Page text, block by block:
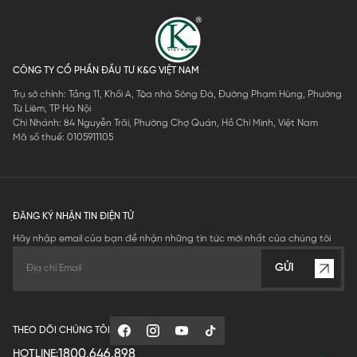
CÔNG TY CỔ PHẦN ĐẦU TƯ K&G VIỆT NAM
Trụ sở chính: Tầng 11, Khối A, Tòa nhà Sông Đà, Đường Phạm Hùng, Phường
Từ Liêm, TP Hà Nội
Chi Nhánh: 84 Nguyễn Trãi, Phường Chợ Quán, Hồ Chí Minh, Việt Nam
Mã số thuế: 0105911105
ĐĂNG KÝ NHẬN TIN ĐIỆN TỬ
Hãy nhập email của bạn để nhận những tin tức mới nhất của chúng tôi
GỬI
THEO DÕI CHÚNG TÔI
HOTLINE:1800.646.898